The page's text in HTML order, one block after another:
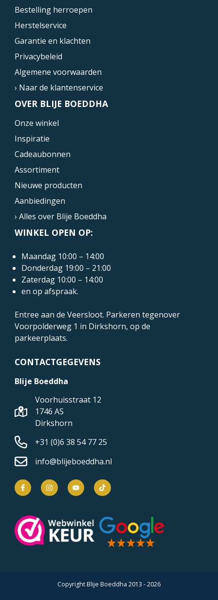
Bestelling herroepen
Herstelservice
Garantie en klachten
Privacybeleid
Algemene voorwaarden
› Naar de klantenservice
OVER BLIJE BOEDDHA
Onze winkel
Inspiratie
Cadeaubonnen
Assortiment
Nieuwe producten
Aanbiedingen
› Alles over Blije Boeddha
WINKEL OPEN OP:
Maandag 10:00 – 14:00
Donderdag 19:00 – 21:00
Zaterdag 10:00 – 14:00
en op afspraak.
Entree aan de Veersloot. Parkeren tegenover
Voorpolderweg 1 in Dirkshorn, op de
parkeerplaats.
CONTACTGEGEVENS
Blije Boeddha
Voorhuisstraat 12
1746 AS
Dirkshorn
+31 (0)6 38 54 77 25
info@blijeboeddha.nl
Copyright Blije Boeddha 2013 - 2026